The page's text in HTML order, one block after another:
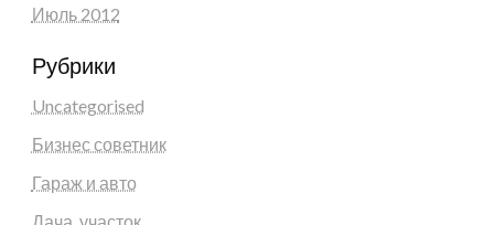
Июль 2012
Рубрики
Uncategorised
Бизнес советник
Гараж и авто